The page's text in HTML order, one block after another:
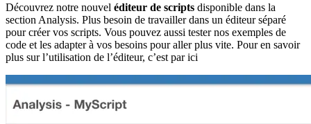
Découvrez notre nouvel éditeur de scripts disponible dans la
section Analysis. Plus besoin de travailler dans un éditeur séparé
pour créer vos scripts. Vous pouvez aussi tester nos exemples de
code et les adapter à vos besoins pour aller plus vite. Pour en savoir
plus sur l’utilisation de l’éditeur, c’est par ici